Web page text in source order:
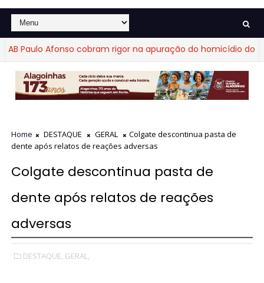
Paulo Afonso cobram rigor na apuração do homicídio do
Home DESTAQUE GERAL
Colgate descontinua pasta de
dente após relatos de reações adversas
Colgate descontinua pasta de
dente após relatos de reações
adversas
DESTAQUE, GERAL,